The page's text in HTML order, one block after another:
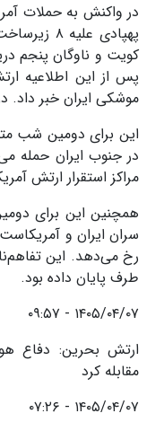
در واکنش به حملات
پهپادی
کویت و ناوگان پنجم
پس از این اطلاعیه
موشکی ایران خبر داد.
این برای دومین شب
در جنوب ایران حمله
مراکز استقرار ارتش
همچنین این برای
سران ایران و
رخ می‌دهد. این
طرف پایان داده بود.
۱۴۰۵/۰۴/۰۷ - ۰۹:۵۷
ارتش بحرین: دفاع
مقابله کرد
۱۴۰۵/۰۴/۰۷ - ۰۷:۲۶